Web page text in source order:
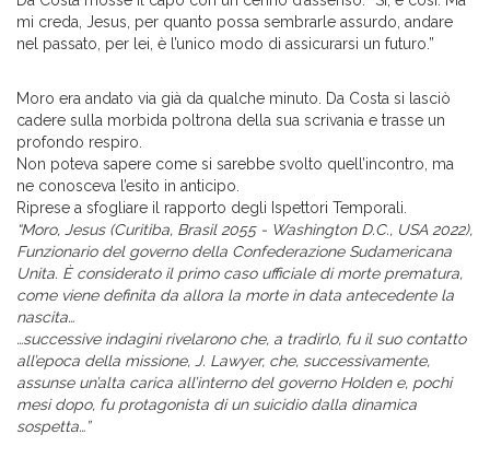
mi creda, Jesus, per quanto possa sembrarle assurdo, andare
nel passato, per lei, è l’unico modo di assicurarsi un futuro.”
Moro era andato via già da qualche minuto. Da Costa si lasciò
cadere sulla morbida poltrona della sua scrivania e trasse un
profondo respiro.
Non poteva sapere come si sarebbe svolto quell’incontro, ma
ne conosceva l’esito in anticipo.
Riprese a sfogliare il rapporto degli Ispettori Temporali.
“Moro, Jesus (Curitiba, Brasil 2055 - Washington D.C., USA 2022),
Funzionario del governo della Confederazione Sudamericana
Unita. È considerato il primo caso ufficiale di morte prematura,
come viene definita da allora la morte in data antecedente la
nascita…
…successive indagini rivelarono che, a tradirlo, fu il suo contatto
all’epoca della missione, J. Lawyer, che, successivamente,
assunse un’alta carica all’interno del governo Holden e, pochi
mesi dopo, fu protagonista di un suicidio dalla dinamica
sospetta…”